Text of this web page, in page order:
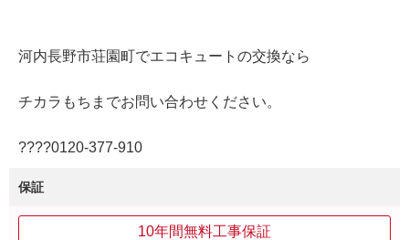
河内長野市荘園町でエコキュートの交換なら
チカラもちまでお問い合わせください。
????0120-377-910
保証
10年間無料工事保証